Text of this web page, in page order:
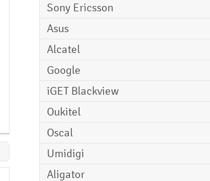
Sony Ericsson
Asus
Alcatel
Google
iGET Blackview
Oukitel
Oscal
Umidigi
Aligator